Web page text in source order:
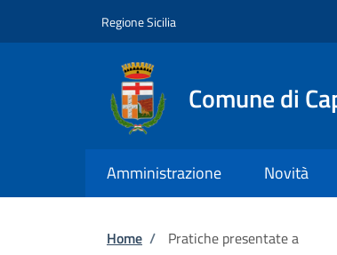
Regione Sicilia
Comune di
Amministrazione Novità
Briciole di pane
Home / Pratiche presentate a